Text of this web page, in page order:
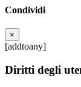
Condividi
×
[addtoany]
Diritti degli